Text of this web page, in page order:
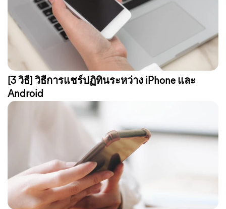
[3 วิธี] วิธีการแชร์ปฏิทินระหว่าง iPhone และ
Android